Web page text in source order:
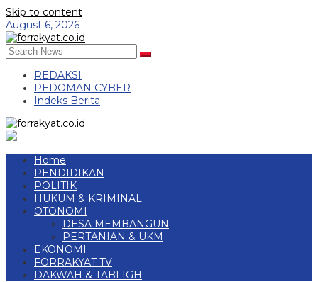
Skip to content
August 6, 2026
REDAKSI
PEDOMAN CYBER
Indeks Berita
Home
PENDIDIKAN
POLITIK
HUKUM & KRIMINAL
OTONOMI
DESA MEMBANGUN
PERTANIAN & UKM
EKONOMI
FORRAKYAT TV
DAKWAH & TABLIGH